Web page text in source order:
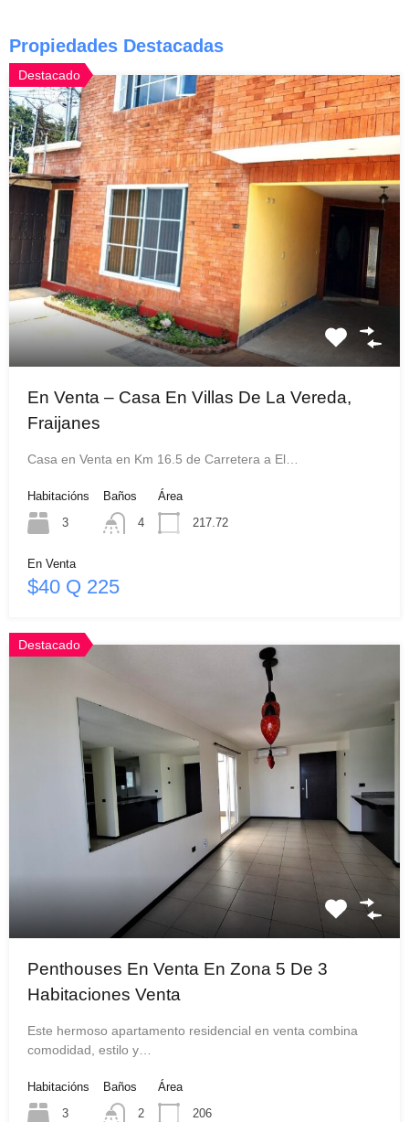
Propiedades Destacadas
Destacado
En Venta – Casa En Villas De La Vereda,
Fraijanes
Casa en Venta en Km 16.5 de Carretera a El…
Habitacións
3
Baños
4
Área
217.72
En Venta
$40 Q 225
Destacado
Penthouses En Venta En Zona 5 De 3
Habitaciones Venta
Este hermoso apartamento residencial en venta combina
comodidad, estilo y…
Habitacións
3
Baños
2
Área
206